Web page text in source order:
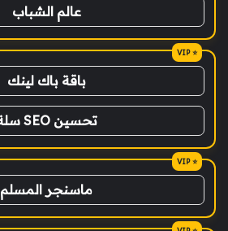
عالم الشباب
باقة باك لينك
تحسين SEO سلة
ماسنجر المسلم